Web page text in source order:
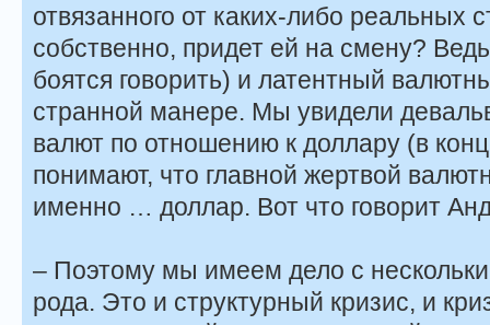
отвязанного от каких-либо реальных
собственно, придет ей на смену?
боятся говорить) и латентный
странной манере. Мы увидели
валют по отношению к доллару (в
понимают, что главной жертвой
именно … доллар. Вот что говорит
– Поэтому мы имеем дело с
рода. Это и структурный кризис, и